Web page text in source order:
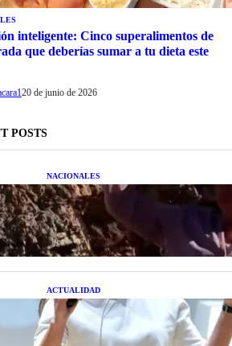
inteligente: Cinco superalimentos de
que deberías sumar a tu dieta este
20 de junio de 2026
POSTS
NACIONALES
Una mujer asegura haber peleado
con un extraterrestre cuerpo a
cuerpo
ACTUALIDAD
La startup creada por una salteña
que busca resolver el estrés
financiero en Latinoamérica